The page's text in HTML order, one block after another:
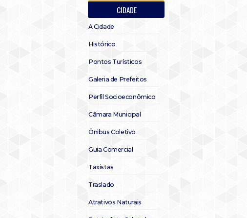
CIDADE
A Cidade
Histórico
Pontos Turísticos
Galeria de Prefeitos
Perfil Socioeconômico
Câmara Municipal
Ônibus Coletivo
Guia Comercial
Taxistas
Traslado
Atrativos Naturais